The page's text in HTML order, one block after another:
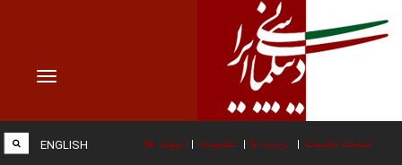
Toggle
صفحه نخست درباره ما عضویت پیوند ها ENGLISH